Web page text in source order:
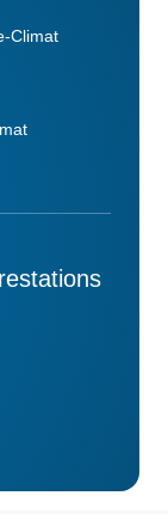
Climat